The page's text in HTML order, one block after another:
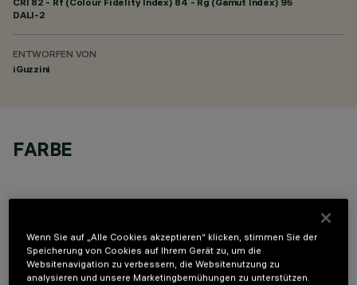
DALI-2
ENTWORFEN VON
iGuzzini
FARBE
OPTIONALE KOMPONENTEN
Wenn Sie auf „Alle Cookies akzeptieren“ klicken, stimmen Sie der
Speicherung von Cookies auf Ihrem Gerät zu, um die
Websitenavigation zu verbessern, die Websitenutzung zu
analysieren und unsere Marketingbemühungen zu unterstützen.